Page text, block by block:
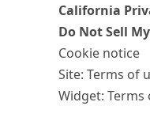
California
Do Not Sell
Cookie notice
Site: Terms of
Widget: Terms